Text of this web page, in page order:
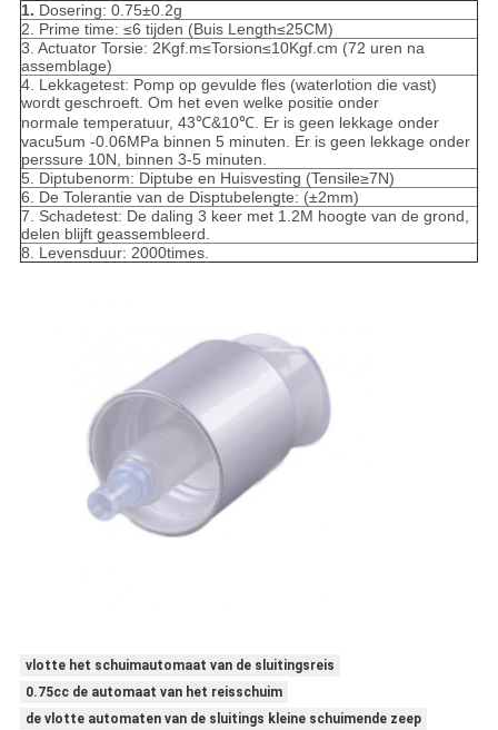
1. Dosering: 0.75±0.2g
2. Prime time: ≤6 tijden (Buis Length≤25CM)
3. Actuator Torsie: 2Kgf.m≤Torsion≤10Kgf.cm (72 uren na
assemblage)
4. Lekkagetest: Pomp op gevulde fles (waterlotion die vast)
wordt geschroeft. Om het even welke positie onder
normale temperatuur, 43℃&10℃. Er is geen lekkage onder
vacu5um -0.06MPa binnen 5 minuten. Er is geen lekkage onder
perssure 10N, binnen 3-5 minuten.
5. Diptubenorm: Diptube en Huisvesting (Tensile≥7N)
6. De Tolerantie van de Disptubelengte: (±2mm)
7. Schadetest: De daling 3 keer met 1.2M hoogte van de grond,
delen blijft geassembleerd.
8. Levensduur: 2000times.
vlotte het schuimautomaat van de sluitingsreis
0.75cc de automaat van het reisschuim
de vlotte automaten van de sluitings kleine schuimende zeep